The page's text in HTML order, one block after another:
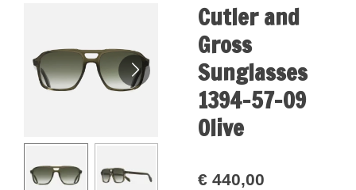
Cutler and
Gross
Sunglasses
1394-57-09
Olive
€ 440,00